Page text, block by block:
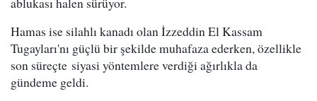
Hamas ise silahlı kanadı olan İzzeddin El Kassam
Tugayları'nı güçlü bir şekilde muhafaza ederken, özellikle
son süreçte siyasi yöntemlere verdiği ağırlıkla da
gündeme geldi.